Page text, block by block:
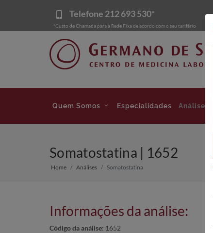
Telefone 212 693 530*
*Custo de Chamada para a Rede Fixa de acordo com o seu tarifário
Quem Somos Especialidades Análises
Somatostatina | 1652
Home Análises Somatostatina
Informações da análise:
Código da análise: 1652